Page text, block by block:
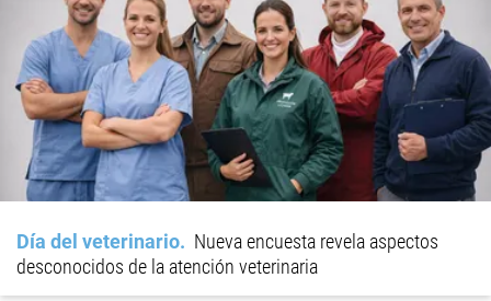
Día del veterinario
Nueva encuesta revela aspectos
desconocidos de la atención veterinaria